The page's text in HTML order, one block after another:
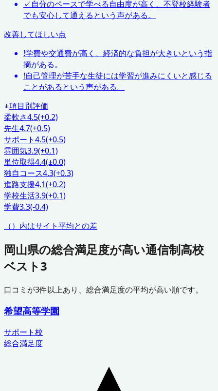
✓自分のペースで学べる自由度が高く、不登校経験者
でも安心して通えるという声がある。
改善してほしい点
!学費や交通費が高く、経済的な負担が大きいという指
摘がある。
!自己管理が苦手な生徒には学習が進みにくいと感じる
ことがあるという声がある。
項目別評価
柔軟さ4.5(+0.2)
先生4.7(+0.5)
サポート4.5(+0.5)
雰囲気3.9(+0.1)
単位取得4.4(±0.0)
独自コース4.3(+0.3)
進路支援4.1(+0.2)
学校生活3.9(+0.1)
学費3.3(-0.4)
（）内はサイト平均との差
岡山県の総合満足度が高い通信制高校
ベスト3
口コミが3件以上あり、総合満足度の平均が高い順です。
希望高等学園
サポート校
総合満足度